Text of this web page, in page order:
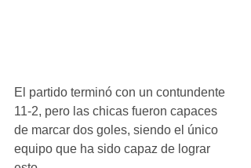
El partido terminó con un contundente
11-2, pero las chicas fueron capaces
de marcar dos goles, siendo el único
equipo que ha sido capaz de lograr